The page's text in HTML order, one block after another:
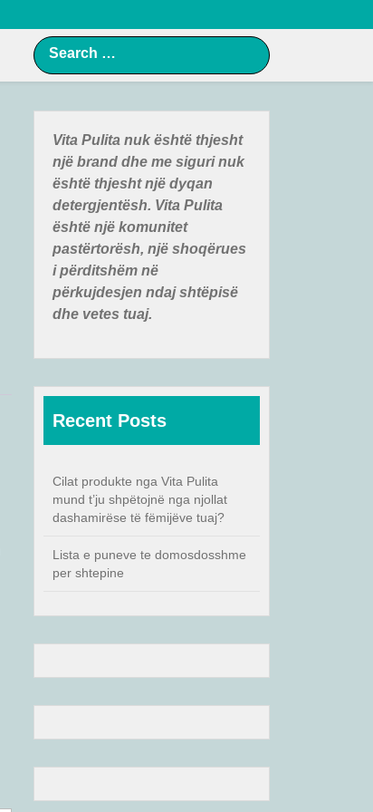
Vita Pulita nuk është thjesht
një brand dhe me siguri nuk
është thjesht një dyqan
detergjentësh. Vita Pulita
është një komunitet
pastërtorësh, një shoqërues
i përditshëm në
përkujdesjen ndaj shtëpisë
dhe vetes tuaj.
Recent Posts
Cilat produkte nga Vita Pulita
mund t’ju shpëtojnë nga njollat
dashamirëse të fëmijëve tuaj?
Lista e puneve te domosdosshme
per shtepine